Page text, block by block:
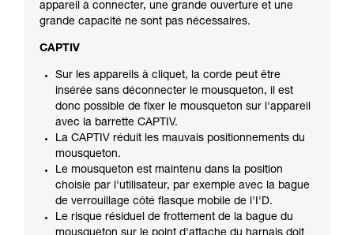
appareil à connecter, une grande ouverture et une
grande capacité ne sont pas nécessaires.
CAPTIV
Sur les appareils à cliquet, la corde peut être
insérée sans déconnecter le mousqueton, il est
donc possible de fixer le mousqueton sur l'appareil
avec la barrette CAPTIV.
La CAPTIV réduit les mauvais positionnements du
mousqueton.
Le mousqueton est maintenu dans la position
choisie par l'utilisateur, par exemple avec la bague
de verrouillage côté flasque mobile de l'I'D.
Le risque résiduel de frottement de la bague du